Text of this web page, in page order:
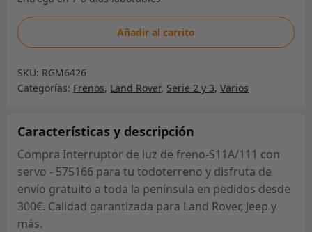
Interruptor
de
de
freno-
con
575166
cantidad
Añadir al carrito
SKU: RGM6426
Categorías: Frenos, Land Rover, Serie 2 y 3, Varios
Características y descripción
Compra Interruptor de luz de freno-S11A/111 con
servo - 575166 para tu todoterreno y disfruta de
envío gratuito a toda la península en pedidos desde
300€. Calidad garantizada para Land Rover, Jeep y
más.